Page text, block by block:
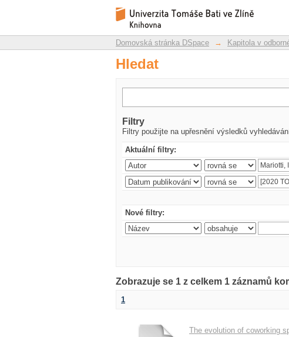
Hledat
Repozitář DSpace/Manakin
Domovská stránka DSpace → Kapitola v
Hledat
Filtry
Filtry použijte na upřesnění výsledků
Aktuální filtry:
Nové filtry:
Zobrazuje se 1 z celkem 1 záznamů
1
The evolution of coworking